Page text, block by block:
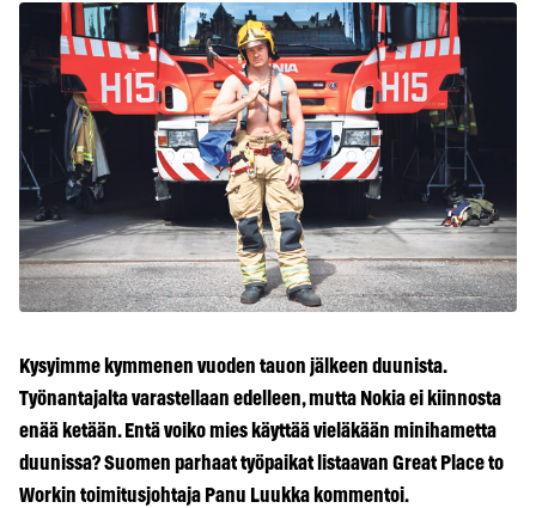
Kysyimme kymmenen vuoden tauon jälkeen duunista.
Työnantajalta varastellaan edelleen, mutta Nokia ei kiinnosta
enää ketään. Entä voiko mies käyttää vieläkään minihametta
duunissa? Suomen parhaat työpaikat listaavan Great Place to
Workin toimitusjohtaja Panu Luukka kommentoi.